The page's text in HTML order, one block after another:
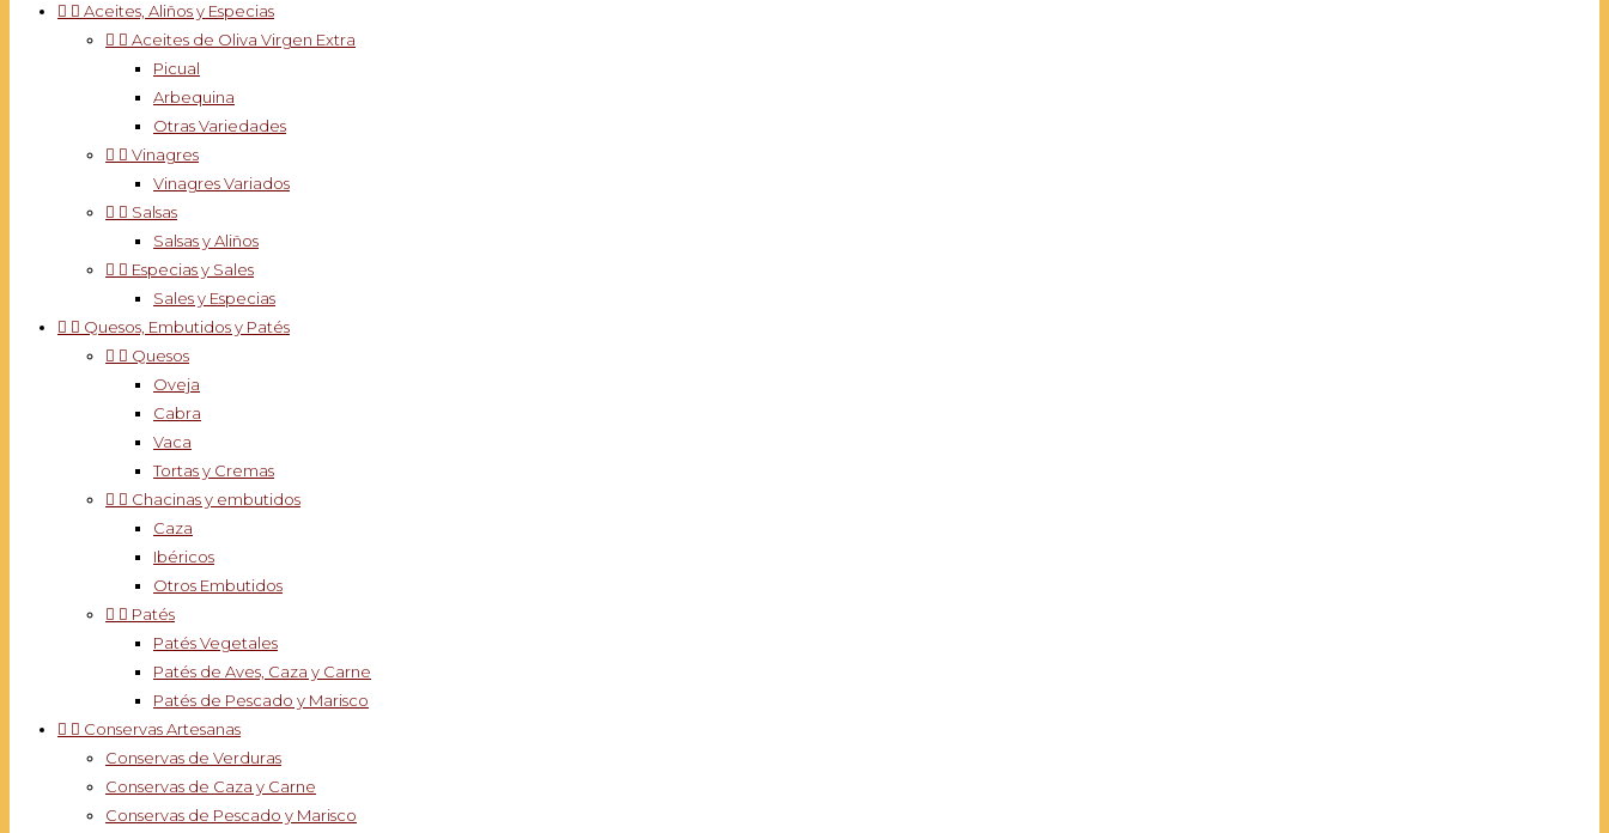
  Aceites, Aliños y Especias
  Aceites de Oliva Virgen Extra
Picual
Arbequina
Otras Variedades
  Vinagres
Vinagres Variados
  Salsas
Salsas y Aliños
  Especias y Sales
Sales y Especias
  Quesos, Embutidos y Patés
  Quesos
Oveja
Cabra
Vaca
Tortas y Cremas
  Chacinas y embutidos
Caza
Ibéricos
Otros Embutidos
  Patés
Patés Vegetales
Patés de Aves, Caza y Carne
Patés de Pescado y Marisco
  Conservas Artesanas
Conservas de Verduras
Conservas de Caza y Carne
Conservas de Pescado y Marisco